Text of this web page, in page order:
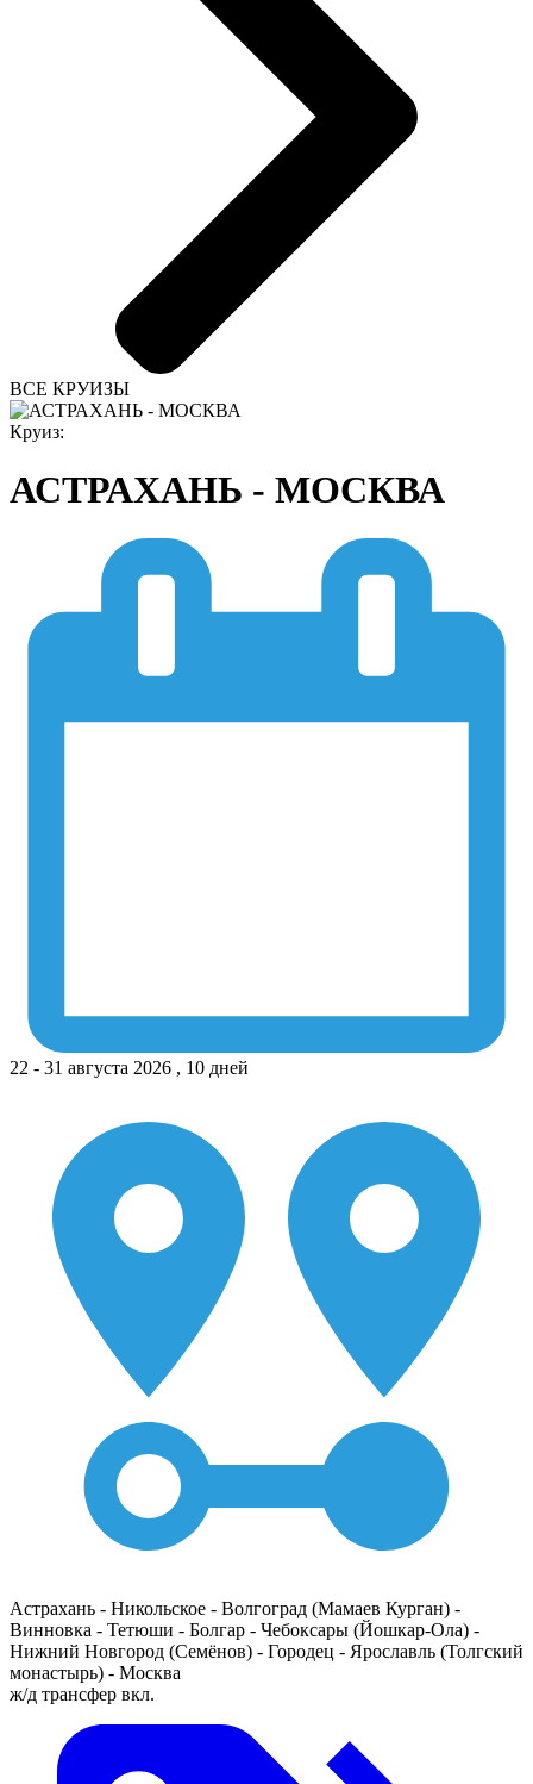
ВСЕ КРУИЗЫ
Круиз:
АСТРАХАНЬ - МОСКВА
22 - 31 августа 2026 , 10 дней
Астрахань - Никольское - Волгоград (Мамаев Курган) -
Винновка - Тетюши - Болгар - Чебоксары (Йошкар-Ола) -
Нижний Новгород (Семёнов) - Городец - Ярославль (Толгский
монастырь) - Москва
ж/д трансфер вкл.